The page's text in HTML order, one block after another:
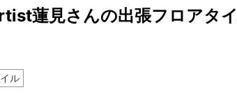
蓮見さんの出張フロアタ
ル